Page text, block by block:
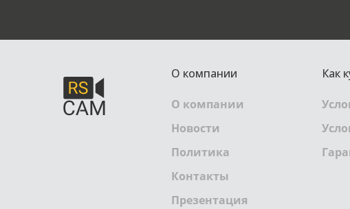
О компании
О компании
Новости
Политика
Контакты
Презентация
Как